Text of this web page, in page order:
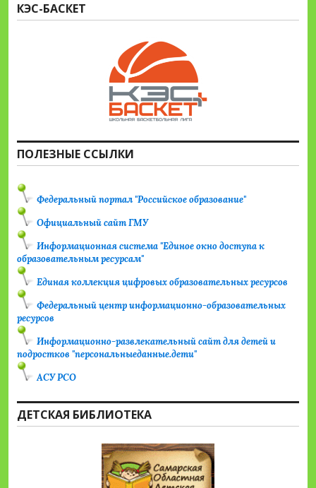
КЭС-БАСКЕТ
ПОЛЕЗНЫЕ ССЫЛКИ
Федеральный портал "Российское образование"
Официальный сайт ГМУ
Информационная система "Единое окно доступа к
образовательным ресурсам"
Единая коллекция цифровых образовательных ресурсов
Федеральный центр информационно-образовательных
ресурсов
Информационно-развлекательный сайт для детей и
подростков "персональныеданные.дети"
АСУ РСО
ДЕТСКАЯ БИБЛИОТЕКА